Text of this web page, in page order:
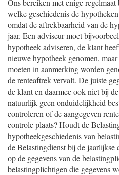
Ons bereiken met enige
welke geschiedenis de
omdat de aftrekbaarheid van de
jaar. Een adviseur moet
hypotheek adviseren, de klant
nieuwe hypotheek genomen,
moeten in aanmerking worden
de renteaftrek vervalt. De juiste
de klant en daarmee ook niet bij
natuurlijk geen onduidelijkheid
controleren of de aangegeven
controle plaats? Houdt de
hypotheekgeschiedenis van
de Belastingdienst bij de jaarlijkse
op de gegevens van de
belastingplichtigen die gegevens